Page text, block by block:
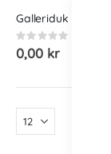
Galleriduk Bomull
Rating:
0%
0,00 kr